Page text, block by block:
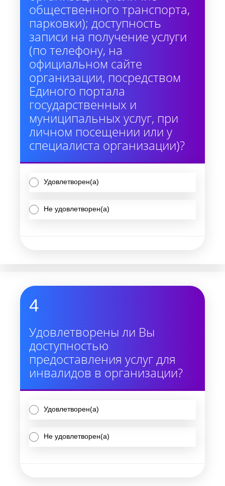
общественного транспорта,
парковки); доступность
записи на получение услуги
(по телефону, на
официальном сайте
организации, посредством
Единого портала
государственных и
муниципальных услуг, при
личном посещении или у
специалиста организации)?
Удовлетворен(а)
Не удовлетворен(а)
4
Удовлетворены ли Вы
доступностью
предоставления услуг для
инвалидов в организации?
Удовлетворен(а)
Не удовлетворен(а)